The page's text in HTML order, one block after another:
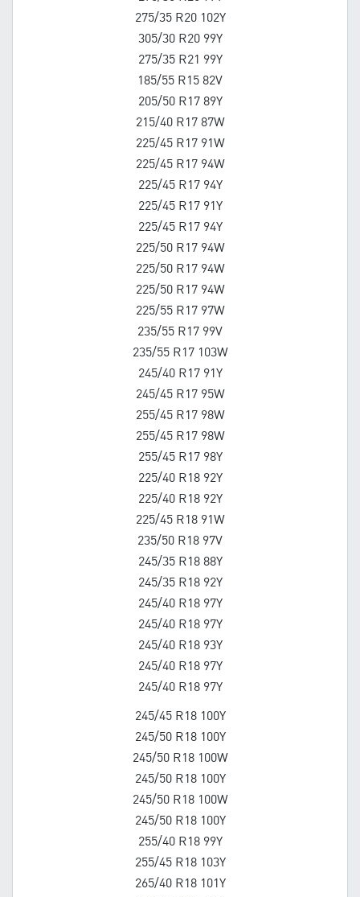
275/35 R20 102Y
305/30 R20 99Y
275/35 R21 99Y
185/55 R15 82V
205/50 R17 89Y
215/40 R17 87W
225/45 R17 91W
225/45 R17 94W
225/45 R17 94Y
225/45 R17 91Y
225/45 R17 94Y
225/50 R17 94W
225/50 R17 94W
225/50 R17 94W
225/55 R17 97W
235/55 R17 99V
235/55 R17 103W
245/40 R17 91Y
245/45 R17 95W
255/45 R17 98W
255/45 R17 98W
255/45 R17 98Y
225/40 R18 92Y
225/40 R18 92Y
225/45 R18 91W
235/50 R18 97V
245/35 R18 88Y
245/35 R18 92Y
245/40 R18 97Y
245/40 R18 97Y
245/40 R18 93Y
245/40 R18 97Y
245/40 R18 97Y
245/45 R18 100Y
245/50 R18 100Y
245/50 R18 100W
245/50 R18 100Y
245/50 R18 100W
245/50 R18 100Y
255/40 R18 99Y
255/45 R18 103Y
265/40 R18 101Y